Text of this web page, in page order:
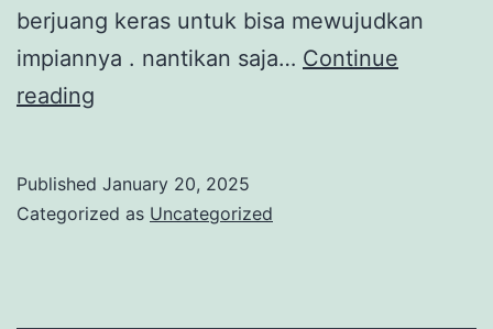
berjuang keras untuk bisa mewujudkan
impiannya . nantikan saja… Continue
reading
2025
Published January 20, 2025
Categorized as Uncategorized